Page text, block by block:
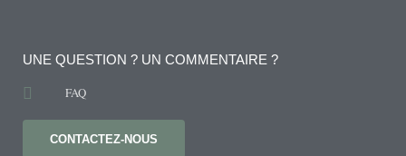
UNE QUESTION ? UN COMMENTAIRE ?
FAQ
CONTACTEZ-NOUS